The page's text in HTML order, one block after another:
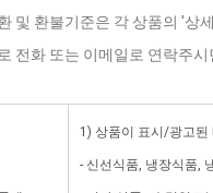
및 환불기준은 각 상품의 '상
전화 또는 이메일로 연락주
1) 상품이 표시/광고된
- 신선식품, 냉장식품,